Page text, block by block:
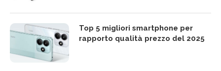
Top 5 migliori smartphone per
rapporto qualità prezzo del 2025